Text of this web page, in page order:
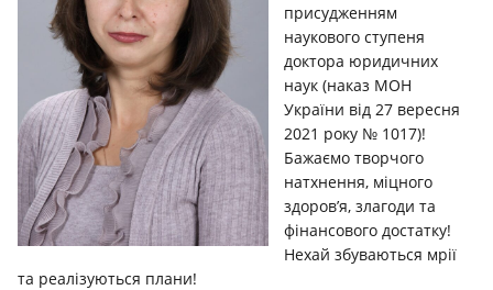
присудженням
наукового ступеня
доктора юридичних
наук (наказ МОН
України від 27 вересня
2021 року № 1017)!
Бажаємо творчого
натхнення, міцного
здоров’я, злагоди та
фінансового достатку!
Нехай збуваються мрії
та реалізуються плани!